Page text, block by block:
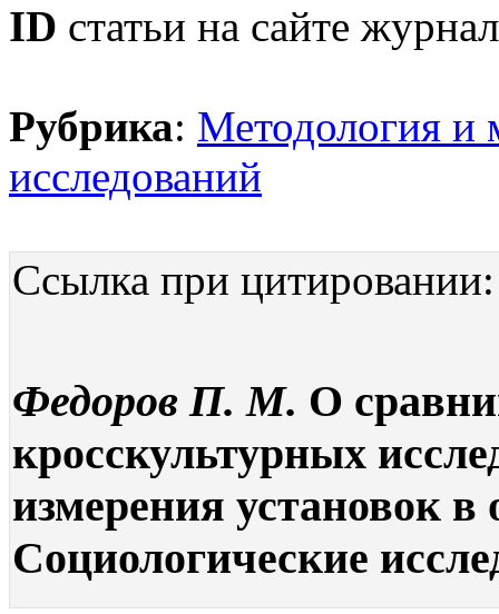
ID статьи на сайте
Рубрика: Методология и
исследований
Ссылка при цитировании:
Федоров П. М. О
кросскультурных
измерения установок
Социологические